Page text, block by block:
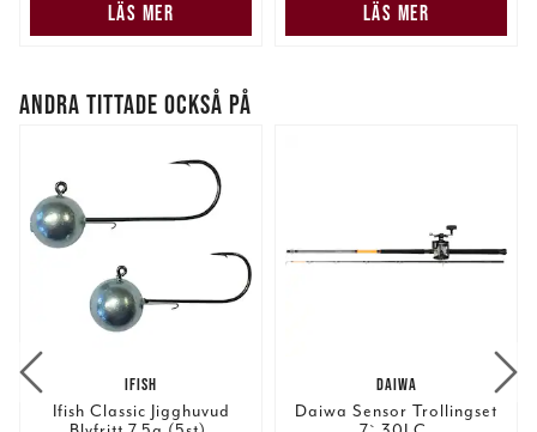
LÄS MER LÄS MER
ANDRA TITTADE OCKSÅ PÅ
IFISH
Ifish Classic Jigghuvud
DAIWA
Daiwa Sensor Trollingset